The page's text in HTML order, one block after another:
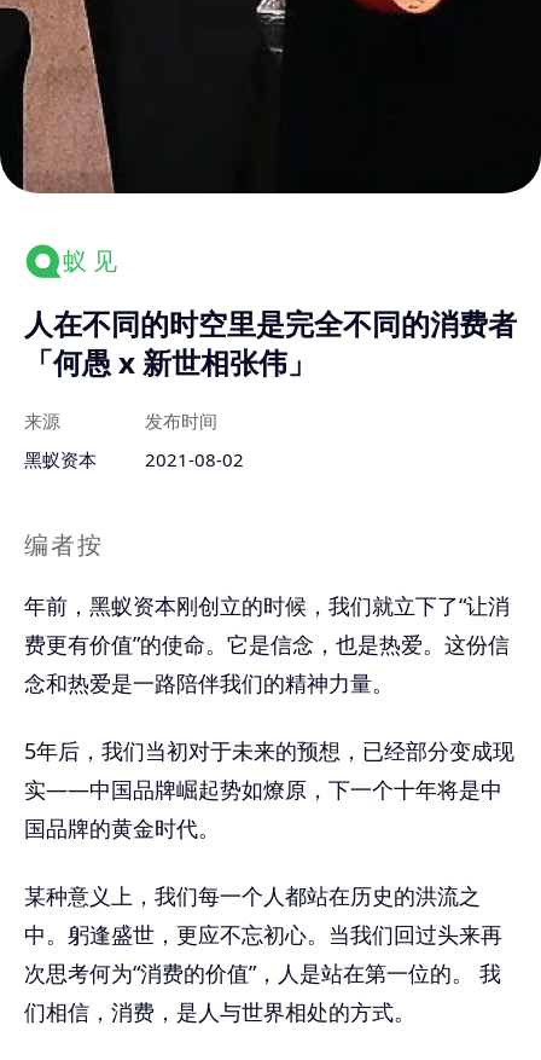
蚁 见
人在不同的时空里是完全不同的消费者
「何愚 x 新世相张伟」
来源
黑蚁资本
发布时间
2021-08-02
编者按
年前，黑蚁资本刚创立的时候，我们就立下了“让消
费更有价值”的使命。它是信念，也是热爱。这份信
念和热爱是一路陪伴我们的精神力量。
5年后，我们当初对于未来的预想，已经部分变成现
实——中国品牌崛起势如燎原，下一个十年将是中
国品牌的黄金时代。
某种意义上，我们每一个人都站在历史的洪流之
中。躬逢盛世，更应不忘初心。当我们回过头来再
次思考何为“消费的价值”，人是站在第一位的。 我
们相信，消费，是人与世界相处的方式。